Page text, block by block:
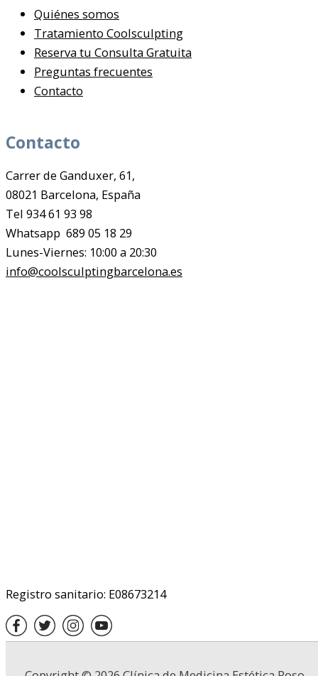
Quiénes somos
Tratamiento Coolsculpting
Reserva tu Consulta Gratuita
Preguntas frecuentes
Contacto
Contacto
Carrer de Ganduxer, 61,
08021 Barcelona, España
Tel 934 61 93 98
Whatsapp 689 05 18 29
Lunes-Viernes: 10:00 a 20:30
info@coolsculptingbarcelona.es
Registro sanitario: E08673214